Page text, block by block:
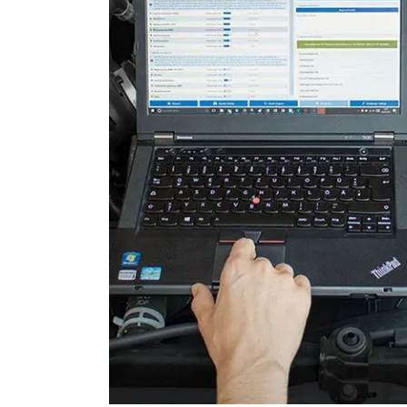
Leuchtweitenregulierung
Motorsteuerung (EMS)
Motorsteuerung 2 (EMS)
Radio
Reifendruckkontrolle (RDK)
Schiebedach
Schlüssellose
Servolenkung
Sitzheizung
Soundsystem
Telefon-/Notruf-System
Türsteuergerät vorne links
Türsteuergerät vorne rechts
Unterhaltungseinheit oben
Verdecksteuerung
Wegfahrsperre